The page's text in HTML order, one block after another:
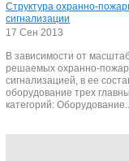
Структура охранно-
сигнализации
17 Сен 2013
В зависимости от
решаемых охранно-
сигнализацией, в ее
оборудование трех
категорий: